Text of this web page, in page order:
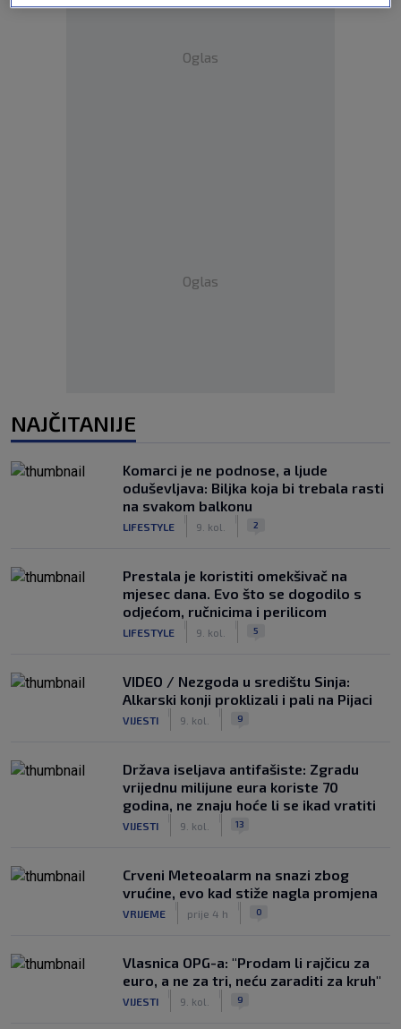
Oglas
Oglas
NAJČITANIJE
Komarci je ne podnose, a ljude
oduševljava: Biljka koja bi trebala rasti
na svakom balkonu
LIFESTYLE 9. kol. 2
Prestala je koristiti omekšivač na
mjesec dana. Evo što se dogodilo s
odjećom, ručnicima i perilicom
LIFESTYLE 9. kol. 5
VIDEO / Nezgoda u središtu Sinja:
Alkarski konji proklizali i pali na Pijaci
VIJESTI 9. kol. 9
Država iseljava antifašiste: Zgradu
vrijednu milijune eura koriste 70
godina, ne znaju hoće li se ikad vratiti
VIJESTI 9. kol. 13
Crveni Meteoalarm na snazi zbog
vrućine, evo kad stiže nagla promjena
VRIJEME prije 4 h 0
Vlasnica OPG-a: "Prodam li rajčicu za
euro, a ne za tri, neću zaraditi za kruh"
VIJESTI 9. kol. 9